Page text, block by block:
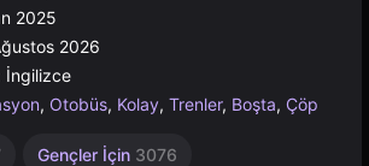
2025
2026
İngilizce
, Otobüs, Kolay, Trenler, Boşta, Çöp
Gençler İçin 3076